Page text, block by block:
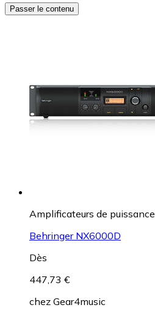
Passer le contenu
Amplificateurs de puissance
Behringer NX6000D
Dès
447,73 €
chez Gear4music